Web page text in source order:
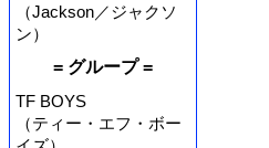
（Jackson／ジャクソ
ン）
= グループ =
TF BOYS
（ティー・エフ・ボー